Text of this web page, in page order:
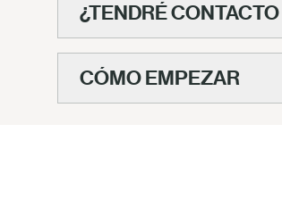
¿TENDRÉ
CÓMO EMPEZAR